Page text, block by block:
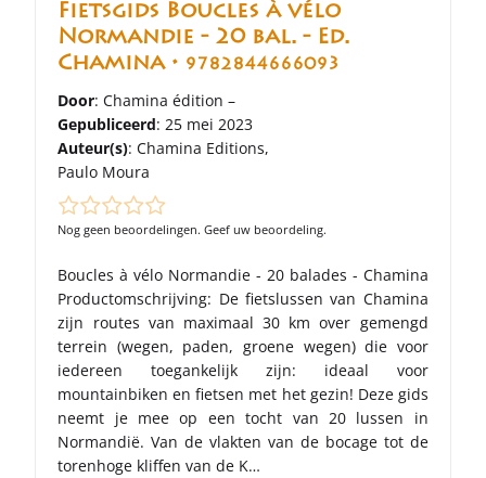
Fietsgids Boucles à vélo
Normandie - 20 bal. - Ed.
Chamina • 9782844666093
Door: Chamina édition –
Gepubliceerd: 25 mei 2023
Auteur(s):Chamina Editions,
Paulo Moura
Nog geen beoordelingen. Geef uw beoordeling.
Boucles à vélo Normandie - 20 balades - Chamina
Productomschrijving: De fietslussen van Chamina
zijn routes van maximaal 30 km over gemengd
terrein (wegen, paden, groene wegen) die voor
iedereen toegankelijk zijn: ideaal voor
mountainbiken en fietsen met het gezin! Deze gids
neemt je mee op een tocht van 20 lussen in
Normandië. Van de vlakten van de bocage tot de
torenhoge kliffen van de K…